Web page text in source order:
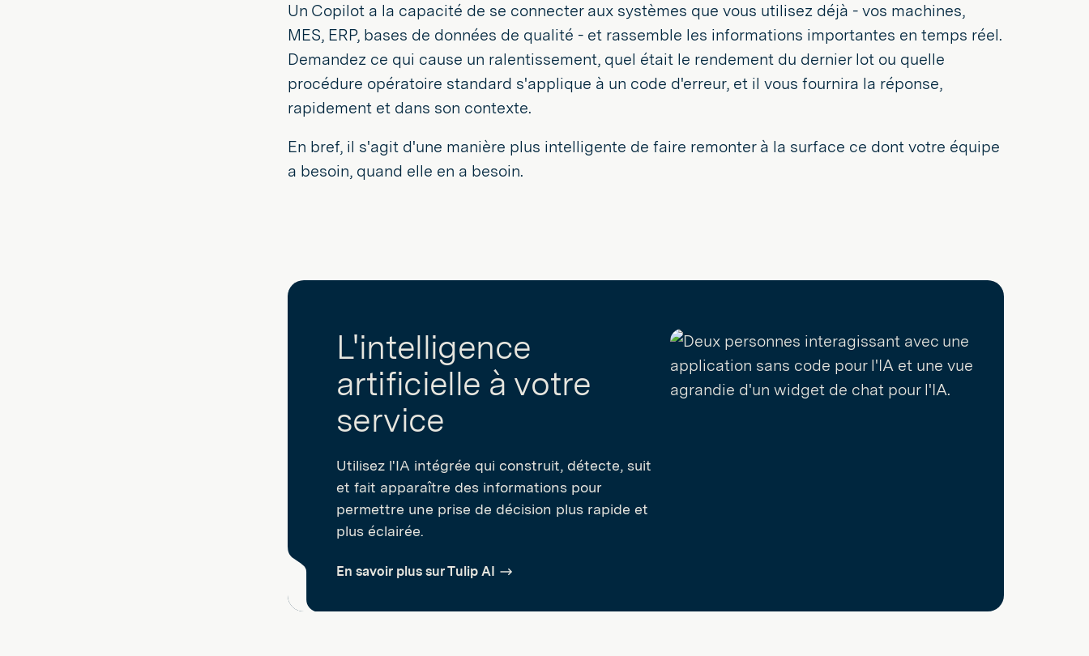
Un Copilot a la capacité de se connecter aux systèmes que vous utilisez déjà - vos machines,
MES, ERP, bases de données de qualité - et rassemble les informations importantes en temps réel.
Demandez ce qui cause un ralentissement, quel était le rendement du dernier lot ou quelle
procédure opératoire standard s'applique à un code d'erreur, et il vous fournira la réponse,
rapidement et dans son contexte.
En bref, il s'agit d'une manière plus intelligente de faire remonter à la surface ce dont votre équipe
a besoin, quand elle en a besoin.
L'intelligence
artificielle à votre
service
Utilisez l'IA intégrée qui construit, détecte, suit
et fait apparaître des informations pour
permettre une prise de décision plus rapide et
plus éclairée.
En savoir plus sur Tulip AI